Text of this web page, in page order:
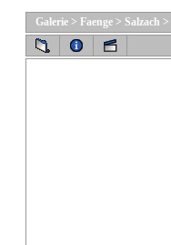
Galerie > Faenge > Salzach >